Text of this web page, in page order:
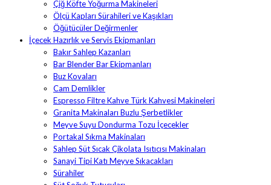
Çiğ Köfte Yoğurma Makineleri
Ölçü Kapları Sürahileri ve Kaşıkları
Öğütücüler Değirmenler
İçecek Hazırlık ve Servis Ekipmanları
Bakır Sahlep Kazanları
Bar Blender Bar Ekipmanları
Buz Kovaları
Cam Demlikler
Espresso Filtre Kahve Türk Kahvesi Makineleri
Granita Makinaları Buzlu Şerbetlikler
Meyve Suyu Dondurma Tozu İçecekler
Portakal Sıkma Makinaları
Sahlep Süt Sıcak Çikolata Isıtıcısı Makinaları
Sanayi Tipi Katı Meyve Sıkacakları
Sürahiler